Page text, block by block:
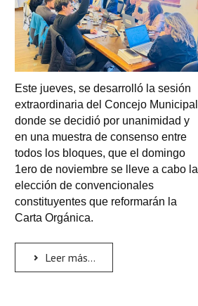
Este jueves, se desarrolló la sesión
extraordinaria del Concejo Municipal
donde se decidió por unanimidad y
en una muestra de consenso entre
todos los bloques, que el domingo
1ero de noviembre se lleve a cabo la
elección de convencionales
constituyentes que reformarán la
Carta Orgánica.
Leer más...